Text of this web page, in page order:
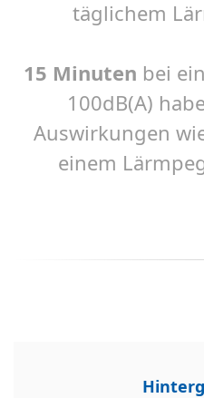
täglichem
15 Minuten bei
100dB(A)
Auswirkungen
einem